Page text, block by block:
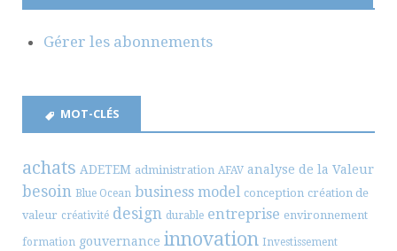
Gérer les abonnements
MOT-CLÉS
achats ADETEM administration AFAV analyse de la Valeur
besoin Blue Ocean business model conception création de
valeur créativité design durable entreprise environnement
formation gouvernance innovation Investissement